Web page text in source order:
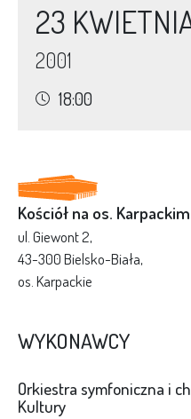
23
2001
18:00
Kościół na os. Karpackim
ul. Giewont 2,
43-300 Bielsko-Biała,
os. Karpackie
WYKONAWCY
Orkiestra symfoniczna i
Kultury